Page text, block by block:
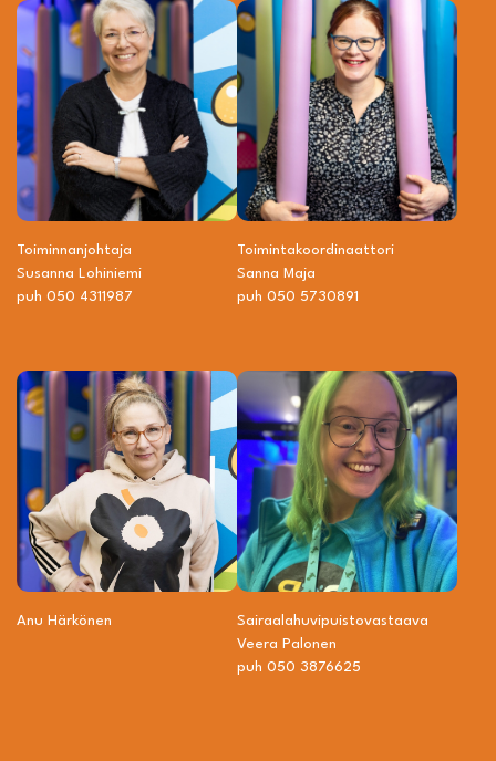
Toiminnanjohtaja
Susanna Lohiniemi
puh 050 4311987
Toiminta­­koordinaattori
Sanna Maja
puh 050 5730891
Anu Härkönen
Sairaalahuvipuisto­vastaava
Veera Palonen
puh 050 3876625